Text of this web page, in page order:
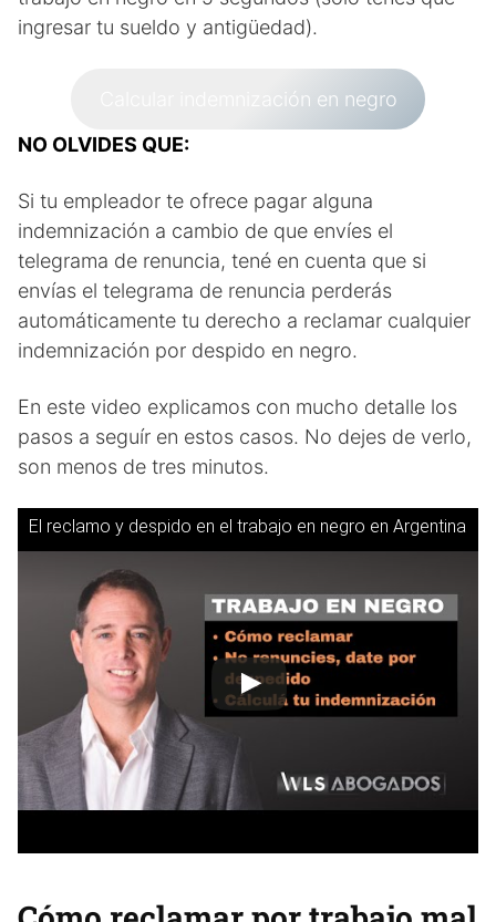
ingresar tu sueldo y antigüedad).
Calcular indemnización en negro
NO OLVIDES QUE:
Si tu empleador te ofrece pagar alguna
indemnización a cambio de que envíes el
telegrama de renuncia, tené en cuenta que si
envías el telegrama de renuncia perderás
automáticamente tu derecho a reclamar cualquier
indemnización por despido en negro.
En este video explicamos con mucho detalle los
pasos a seguír en estos casos. No dejes de verlo,
son menos de tres minutos.
El reclamo y despido en el trabajo en negro en Argentina